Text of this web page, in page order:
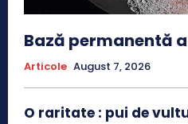
Bază permanentă a
Articole August 7, 2026
O raritate : pui de